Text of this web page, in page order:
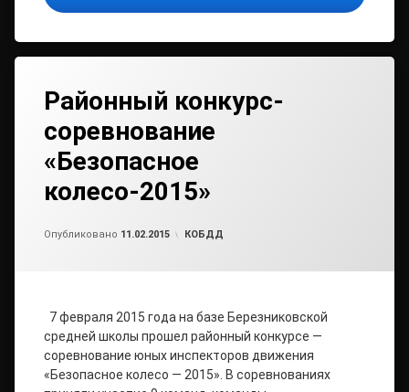
Районный конкурс-
соревнование
«Безопасное
колесо-2015»
Опубликовано 11.02.2015 Рубрики:
КОБДД
7 февраля 2015 года на базе Березниковской
средней школы прошел районный конкурсе —
соревнование юных инспекторов движения
«Безопасное колесо — 2015». В соревнованиях